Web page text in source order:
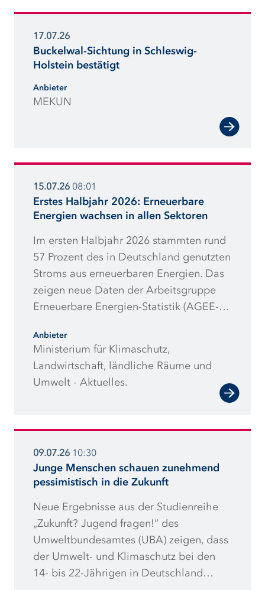
17.07.26
Buckelwal-Sichtung in Schleswig-
Holstein bestätigt
Anbieter
MEKUN
15.07.26 08:01
Erstes Halbjahr 2026: Erneuerbare
Energien wachsen in allen Sektoren
Im ersten Halbjahr 2026 stammten rund
57 Prozent des in Deutschland genutzten
Stroms aus erneuerbaren Energien. Das
zeigen neue Daten der Arbeitsgruppe
Erneuerbare Energien-Statistik (AGEE-
Prozent mehr Strom aus Wind-, Wasser-,
Sonnen- und Bioenergie gewonnen als
im Vorjahreszeitraum. Auch im
Gebäude- und im Verkehrssektor legten
Einsatz von Biokraftstoffen und Strom im
Verkehrsbereich um 13 Prozent.
Anbieter
Ministerium für Klimaschutz,
Landwirtschaft, ländliche Räume und
Umwelt - Aktuelles.
09.07.26 10:30
Junge Menschen schauen zunehmend
pessimistisch in die Zukunft
Neue Ergebnisse aus der Studienreihe
„Zukunft? Jugend fragen!“ des
Umweltbundesamtes (UBA) zeigen, dass
der Umwelt- und Klimaschutz bei den
14- bis 22-Jährigen in Deutschland